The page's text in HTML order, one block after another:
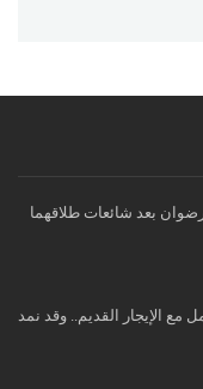
بعد شائعات طلاقهما
مع الإيجار القديم.. وقد نمد